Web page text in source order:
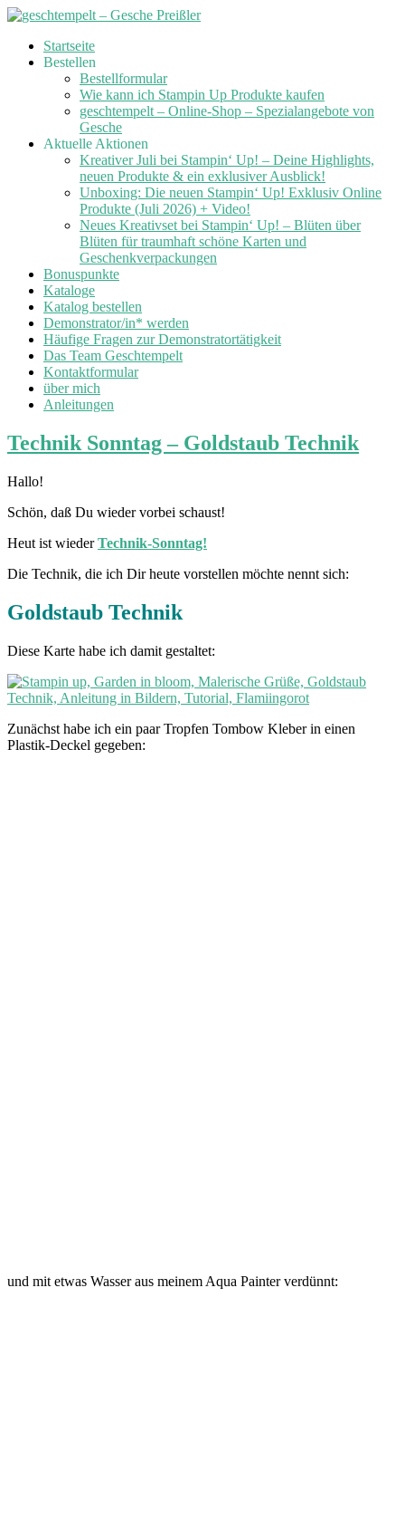
Skip
Startseite
Bestellen
Bestellformular
Wie kann ich Stampin Up Produkte kaufen
geschtempelt – Online-Shop – Spezialangebote von
Gesche
Aktuelle Aktionen
Kreativer Juli bei Stampin‘ Up! – Deine Highlights,
neuen Produkte & ein exklusiver Ausblick!
Unboxing: Die neuen Stampin‘ Up! Exklusiv Online
Produkte (Juli 2026) + Video!
Neues Kreativset bei Stampin‘ Up! – Blüten über
Blüten für traumhaft schöne Karten und
Geschenkverpackungen
Bonuspunkte
Kataloge
Katalog bestellen
Demonstrator/in* werden
Häufige Fragen zur Demonstratortätigkeit
Das Team Geschtempelt
Kontaktformular
über mich
Anleitungen
Technik Sonntag – Goldstaub Technik
Hallo!
Schön, daß Du wieder vorbei schaust!
Heut ist wiederTechnik-Sonntag!
Die Technik, die ich Dir heute vorstellen möchte nennt sich:
Goldstaub Technik
Diese Karte habe ich damit gestaltet:
Zunächst habe ich ein paar Tropfen Tombow Kleber in einen
Plastik-Deckel gegeben:
und mit etwas Wasser aus meinem Aqua Painter verdünnt: